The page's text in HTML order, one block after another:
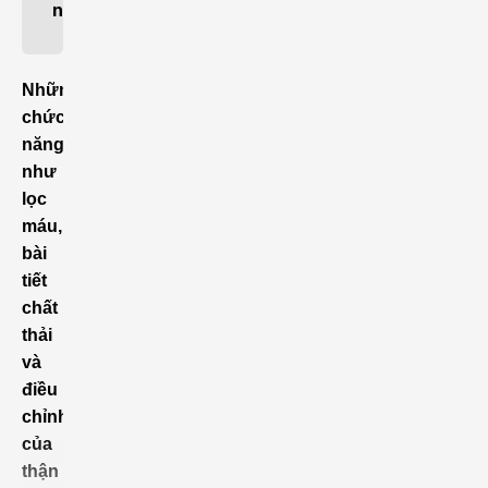
n
Những
chức
năng
như
lọc
máu,
bài
tiết
chất
thải
và
điều
chỉnh
của
thận